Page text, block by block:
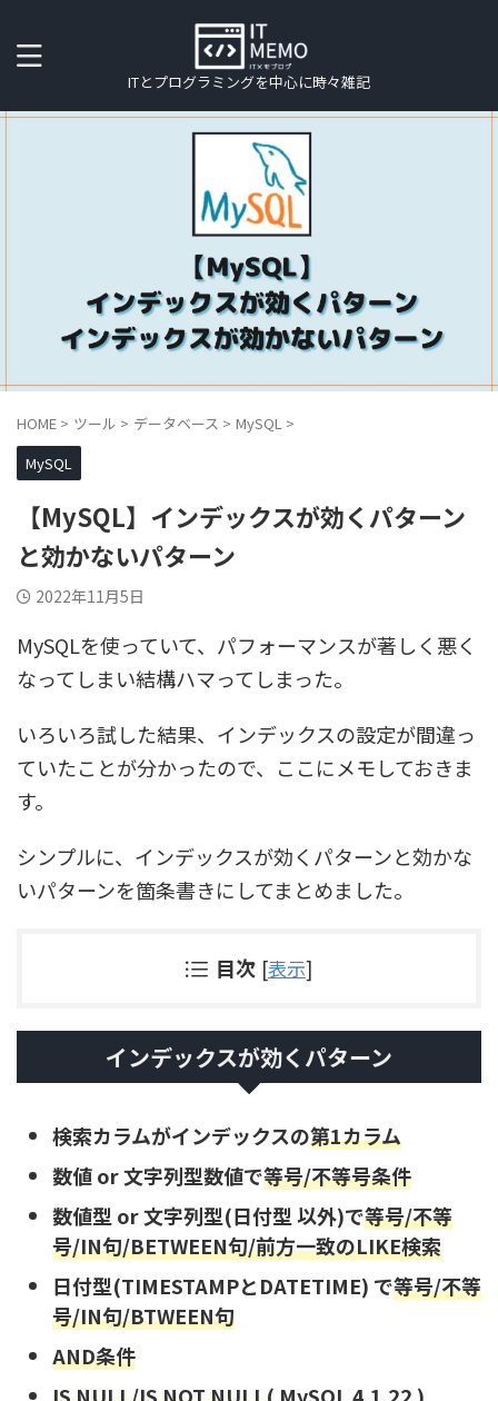
ITとプログラミングを中心に時々雑記
HOME > ツール > データベース > MySQL >
MySQL
【MySQL】インデックスが効くパターン
と効かないパターン
2022年11月5日
MySQLを使っていて、パフォーマンスが著しく悪く
なってしまい結構ハマってしまった。
いろいろ試した結果、インデックスの設定が間違っ
ていたことが分かったので、ここにメモしておきま
す。
シンプルに、インデックスが効くパターンと効かな
いパターンを箇条書きにしてまとめました。
目次 [表示]
インデックスが効くパターン
検索カラムがインデックスの第1カラム
数値 or 文字列型数値で等号/不等号条件
数値型 or 文字列型(日付型 以外)で等号/不等
号/IN句/BETWEEN句/前方一致のLIKE検索
日付型(TIMESTAMPとDATETIME) で等号/不等
号/IN句/BTWEEN句
AND条件